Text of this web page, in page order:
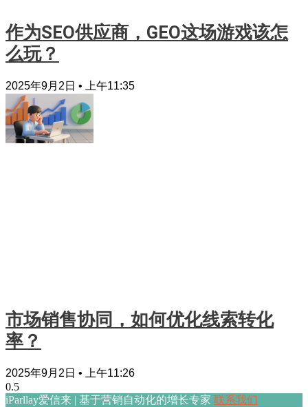
作为SEO供应商，GEO这场游戏该怎
么玩？
2025年9月2日 上午11:35
市场销售协同，如何优化线索转化
率？
2025年9月2日 上午11:26
iParllay爱信来 | 基于营销自动化的增长专家 联系我们